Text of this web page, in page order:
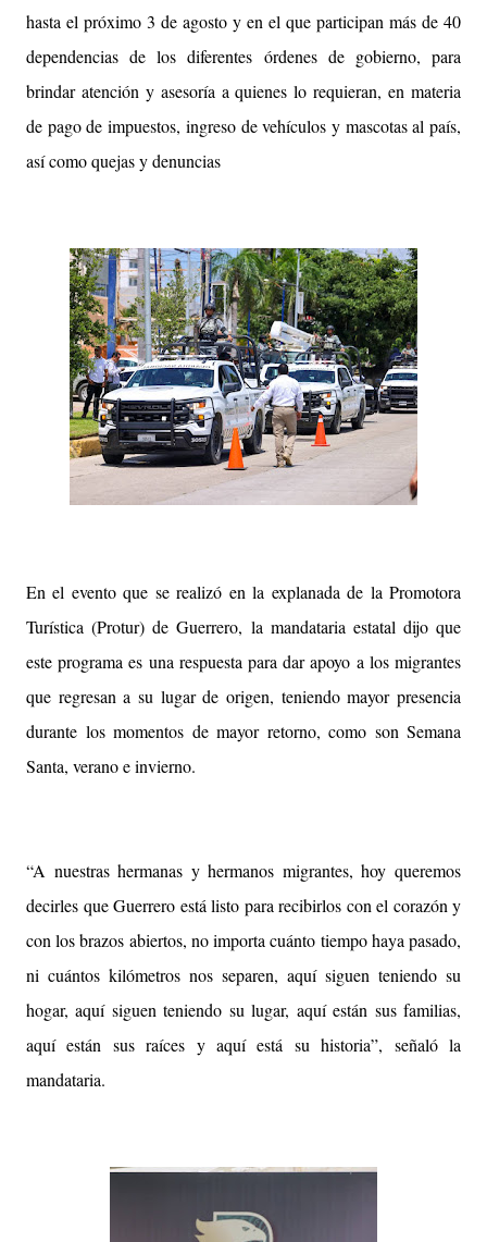
hasta el próximo 3 de agosto y en el que participan más de 40
dependencias de los diferentes órdenes de gobierno, para
brindar atención y asesoría a quienes lo requieran, en materia
de pago de impuestos, ingreso de vehículos y mascotas al país,
así como quejas y denuncias
En el evento que se realizó en la explanada de la Promotora
Turística (Protur) de Guerrero, la mandataria estatal dijo que
este programa es una respuesta para dar apoyo a los migrantes
que regresan a su lugar de origen, teniendo mayor presencia
durante los momentos de mayor retorno, como son Semana
Santa, verano e invierno.
“A nuestras hermanas y hermanos migrantes, hoy queremos
decirles que Guerrero está listo para recibirlos con el corazón y
con los brazos abiertos, no importa cuánto tiempo haya pasado,
ni cuántos kilómetros nos separen, aquí siguen teniendo su
hogar, aquí siguen teniendo su lugar, aquí están sus familias,
aquí están sus raíces y aquí está su historia”, señaló la
mandataria.